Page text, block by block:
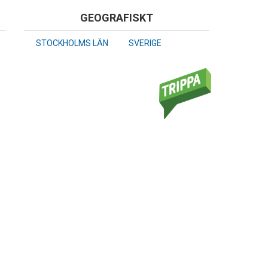
GEOGRAFISKT
STOCKHOLMS LÄN SVERIGE